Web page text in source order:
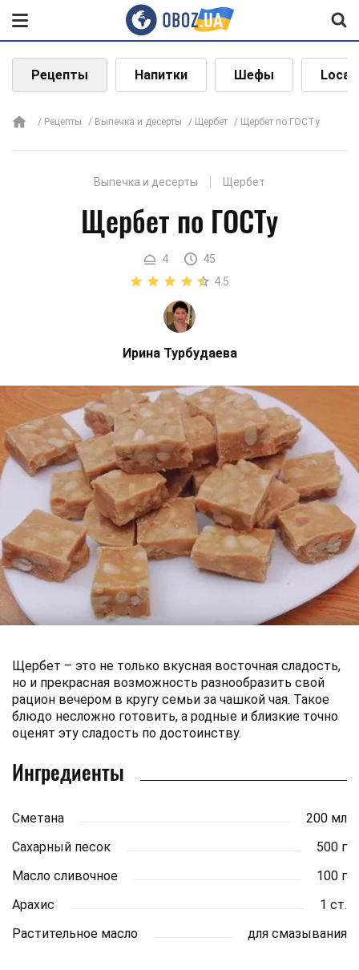
Рецепты Напитки Шефы Local
Рецепты Выпечка и десерты Щербет Щербет по ГОСТу
Выпечка и десерты Щербет
Щербет по ГОСТу
4
45
4.5
Ирина Турбудаева
Щербет – это не только вкусная восточная сладость,
но и прекрасная возможность разнообразить свой
рацион вечером в кругу семьи за чашкой чая. Такое
блюдо несложно готовить, а родные и близкие точно
оценят эту сладость по достоинству.
Ингредиенты
Сметана
200 мл
Сахарный песок
500 г
Масло сливочное
100 г
Арахис
1 ст.
Растительное масло
для смазывания